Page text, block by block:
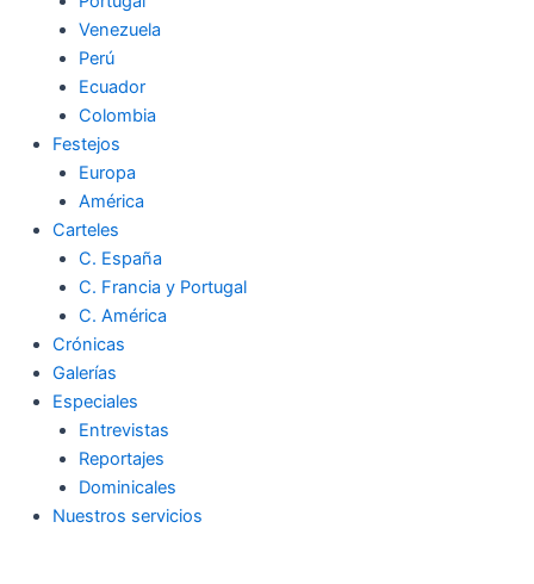
Venezuela
Perú
Ecuador
Colombia
Festejos
Europa
América
Carteles
C. España
C. Francia y Portugal
C. América
Crónicas
Galerías
Especiales
Entrevistas
Reportajes
Dominicales
Nuestros servicios